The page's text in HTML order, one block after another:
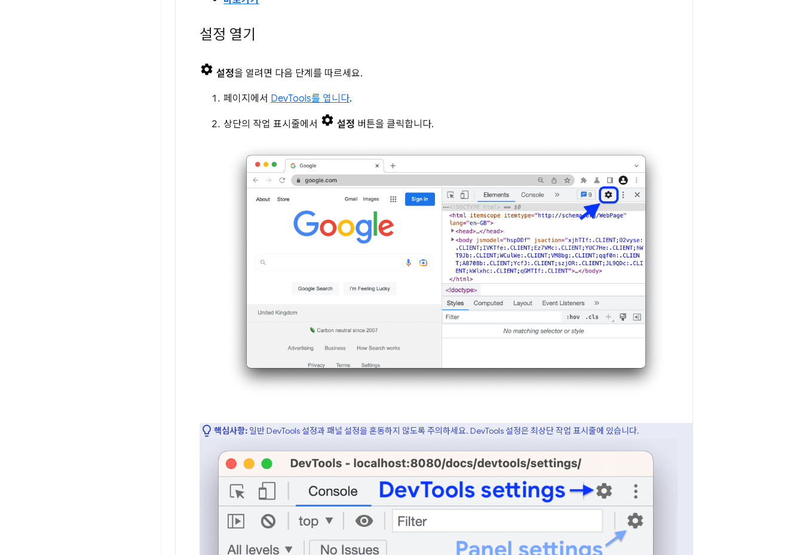
설정 열기
설정을 열려면 다음 단계를 따르세요.
페이지에서 DevTools를 엽니다.
상단의 작업 표시줄에서 설정 버튼을 클릭합니다.
핵심사항: 일반 DevTools 설정과 패널 설정을 혼동하지 않도록 주의하세요. DevTools 설정은 최상단 작업 표시줄에 있습니다.